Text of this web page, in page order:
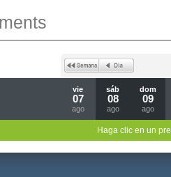
vie
07
ago
sáb
08
ago
dom
09
ago
Haga clic en un